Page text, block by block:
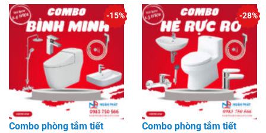
Combo phòng tắm tiết
-15%
Combo phòng tắm tiết
-28%